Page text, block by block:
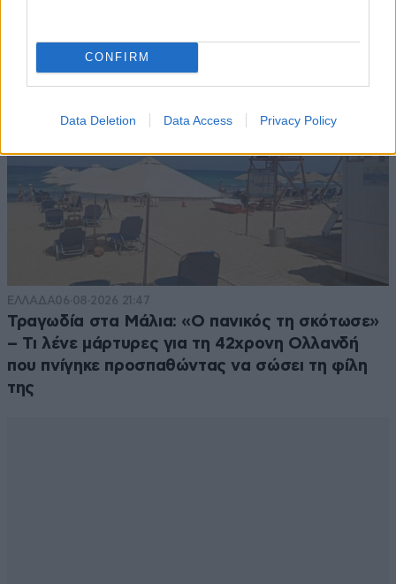
CONFIRM
Data Deletion Data Access Privacy Policy
ΕΛΛΑΔΑ06·08·2026 21:47
Τραγωδία στα Μάλια: «Ο πανικός τη σκότωσε»
– Τι λένε μάρτυρες για τη 42χρονη Ολλανδή
που πνίγηκε προσπαθώντας να σώσει τη φίλη
της